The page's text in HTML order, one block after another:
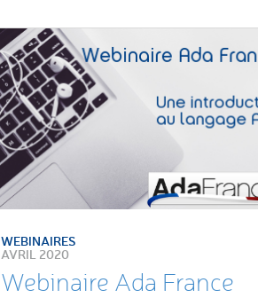
WEBINAIRES
AVRIL 2020
Webinaire Ada France